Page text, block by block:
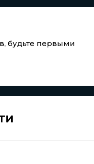
будьте первыми